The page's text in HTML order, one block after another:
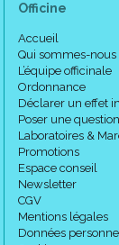
Officine
Accueil
Qui sommes-nous
L’équipe officinale
Ordonnance
Déclarer un effet
Poser une question
Laboratoires &
Promotions
Espace conseil
Newsletter
CGV
Mentions légales
Données